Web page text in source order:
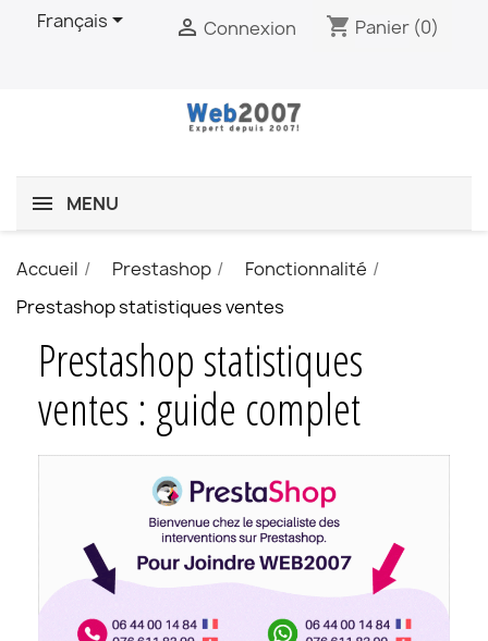
Français  Connexion shopping_cart Panier (0)
MENU
Accueil Prestashop
Fonctionnalité
Prestashop statistiques ventes
Prestashop statistiques
ventes : guide complet